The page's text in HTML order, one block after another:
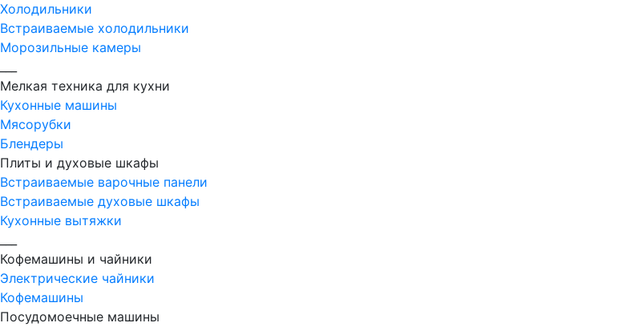
Холодильники
Встраиваемые холодильники
Морозильные камеры
Мелкая техника для кухни
Кухонные машины
Мясорубки
Блендеры
Плиты и духовые шкафы
Встраиваемые варочные панели
Встраиваемые духовые шкафы
Кухонные вытяжки
Кофемашины и чайники
Электрические чайники
Кофемашины
Посудомоечные машины